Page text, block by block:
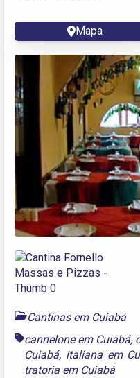
Mapa
Cantinas em Cuiabá
cannelone em Cuiabá,
Cuiabá, italiana em
tratoria em Cuiabá